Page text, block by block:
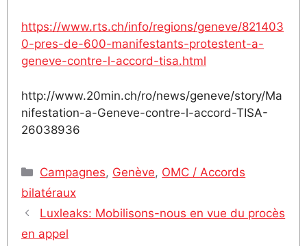
https://www.rts.ch/info/regions/geneve/821403
0-pres-de-600-manifestants-protestent-a-
geneve-contre-l-accord-tisa.html
http://www.20min.ch/ro/news/geneve/story/Ma
nifestation-a-Geneve-contre-l-accord-TISA-
26038936
Catégories
Campagnes, Genève, OMC / Accords
bilatéraux
Luxleaks: Mobilisons-nous en vue du procès
en appel